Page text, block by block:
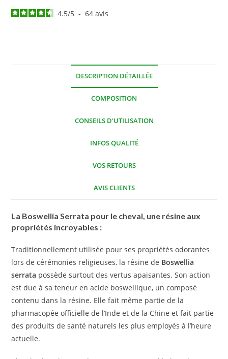
4.5/5 - 64avis
DESCRIPTION DÉTAILLÉE
COMPOSITION
CONSEILS D'UTILISATION
INFOS QUALITÉ
VOS RETOURS
AVIS CLIENTS
La Boswellia Serrata pour le cheval, une résine aux
propriétés incroyables :
Traditionnellement utilisée pour ses propriétés odorantes
lors de cérémonies religieuses, la résine de Boswellia
serrata possède surtout des vertus apaisantes. Son action
est due à sa teneur en acide boswellique, un composé
contenu dans la résine. Elle fait même partie de la
pharmacopée officielle de l’Inde et de la Chine et fait partie
des produits de santé naturels les plus employés à l’heure
actuelle.